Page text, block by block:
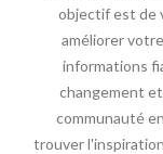
objectif est de
améliorer
informations
changement
communauté
trouver